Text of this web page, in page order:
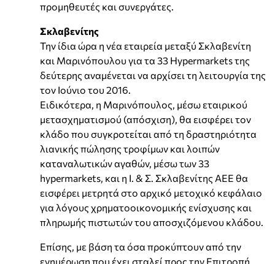
προμηθευτές και συνεργάτες.
Σκλαβενίτης
Την ίδια ώρα η νέα εταιρεία μεταξύ Σκλαβενίτη
και Μαρινόπουλου για τα 33 Hypermarkets της
δεύτερης αναμένεται να αρχίσει τη λειτουργία της
τον Ιούνιο του 2016.
Ειδικότερα, η Μαρινόπουλος, μέσω εταιρικού
μετασχηματισμού (απόσχιση), θα εισφέρει τον
κλάδο που συγκροτείται από τη δραστηριότητα
λιανικής πώλησης τροφίμων και λοιπών
καταναλωτικών αγαθών, μέσω των 33
hypermarkets, και η Ι. & Σ. Σκλαβενίτης ΑΕΕ θα
εισφέρει μετρητά στο αρχικό μετοχικό κεφάλαιο
για λόγους χρηματοοικονομικής ενίσχυσης και
πληρωμής πιστωτών του αποσχιζόμενου κλάδου.
Επίσης, με βάση τα όσα προκύπτουν από την
ενημέρωση που έχει σταλεί προς την Επιτροπή